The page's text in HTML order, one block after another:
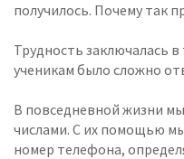
получилось. Почему так
Трудность заключалась
ученикам было сложно
В повседневной жизни
числами. С их помощью
номер телефона,